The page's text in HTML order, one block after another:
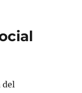
del